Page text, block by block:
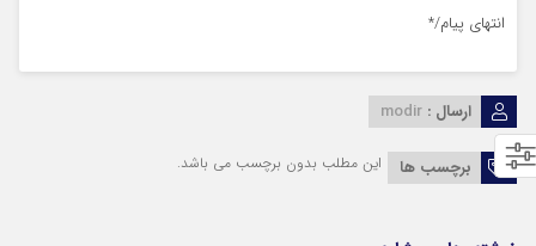
انتهای پیام/*
ارسال : modir
برچسب ها این مطلب بدون برچسب می باشد.